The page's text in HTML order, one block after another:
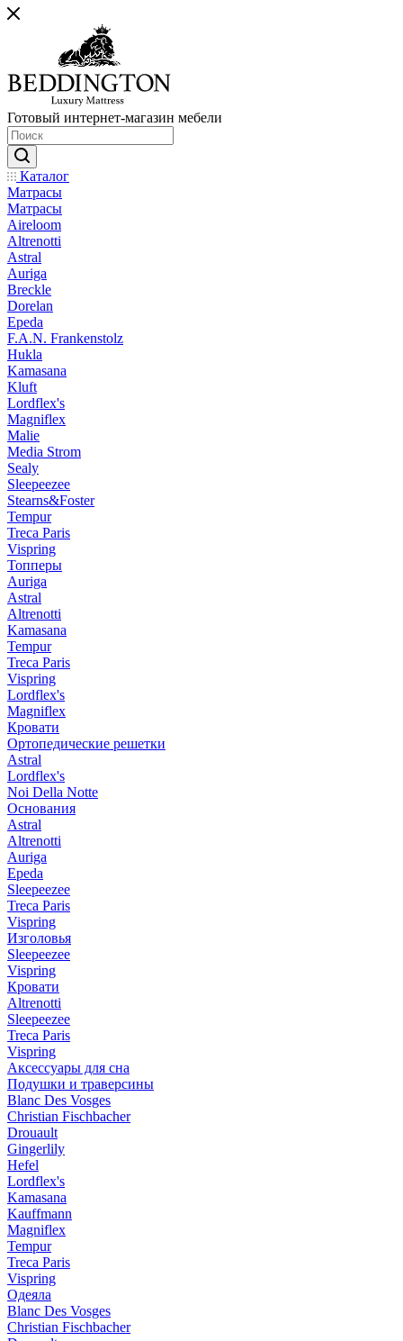
Готовый интернет-магазин мебели
Каталог
Матрасы
Матрасы
Aireloom
Altrenotti
Astral
Auriga
Breckle
Dorelan
Epeda
F.A.N. Frankenstolz
Hukla
Kamasana
Kluft
Lordflex's
Magniflex
Malie
Media Strom
Sealy
Sleepeezee
Stearns&Foster
Tempur
Treca Paris
Vispring
Топперы
Auriga
Astral
Altrenotti
Kamasana
Tempur
Treca Paris
Vispring
Lordflex's
Magniflex
Кровати
Ортопедические решетки
Astral
Lordflex's
Noi Della Notte
Основания
Astral
Altrenotti
Auriga
Epeda
Sleepeezee
Treca Paris
Vispring
Изголовья
Sleepeezee
Vispring
Кровати
Altrenotti
Sleepeezee
Treca Paris
Vispring
Аксессуары для сна
Подушки и траверсины
Blanc Des Vosges
Christian Fischbacher
Drouault
Gingerlily
Hefel
Lordflex's
Kamasana
Kauffmann
Magniflex
Tempur
Treca Paris
Vispring
Одеяла
Blanc Des Vosges
Christian Fischbacher